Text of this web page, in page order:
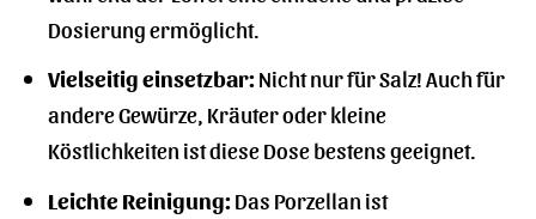
Dosierung ermöglicht.
Vielseitig einsetzbar:Nicht nur für Salz! Auch für
andere Gewürze, Kräuter oder kleine
Köstlichkeiten ist diese Dose bestens geeignet.
Leichte Reinigung:Das Porzellan ist